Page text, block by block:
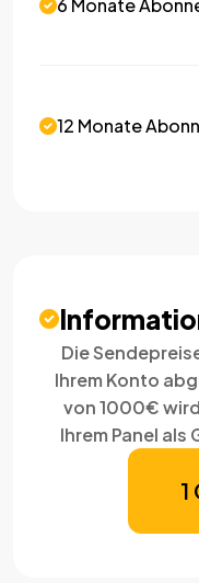
12 Monate
Die
Ihrem Konto
von 1000€
Ihrem Panel
1